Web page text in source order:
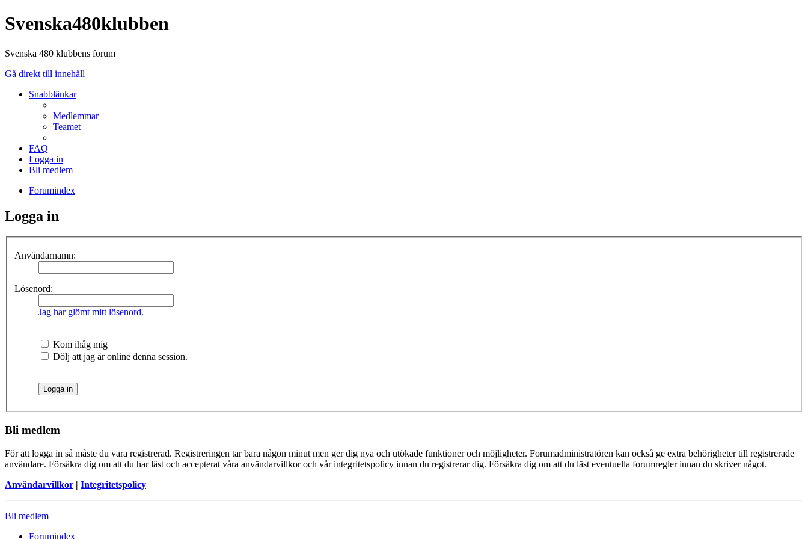
Svenska480klubben
Svenska 480 klubbens forum
Gå direkt till innehåll
Snabblänkar
Medlemmar
Teamet
FAQ
Logga in
Bli medlem
Forumindex
Logga in
Användarnamn:
Lösenord:
Jag har glömt mitt lösenord.
Kom ihåg mig
Dölj att jag är online denna session.
Bli medlem
För att logga in så måste du vara registrerad. Registreringen tar bara någon minut men ger dig nya och utökade funktioner och möjligheter. Forumadministratören kan också ge extra behörigheter till registrerade
användare. Försäkra dig om att du har läst och accepterat våra användarvillkor och vår integritetspolicy innan du registrerar dig. Försäkra dig om att du läst eventuella forumregler innan du skriver något.
Användarvillkor | Integritetspolicy
Bli medlem
Forumindex